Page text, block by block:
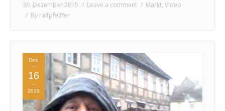
30. Dezember 2015 Leave a comment Markt, Video
By ralfpfeiffer
Dez.
16
2015